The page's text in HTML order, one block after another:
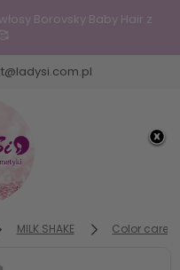
Borovsky Baby Hair z
MILK SHAKE Color care